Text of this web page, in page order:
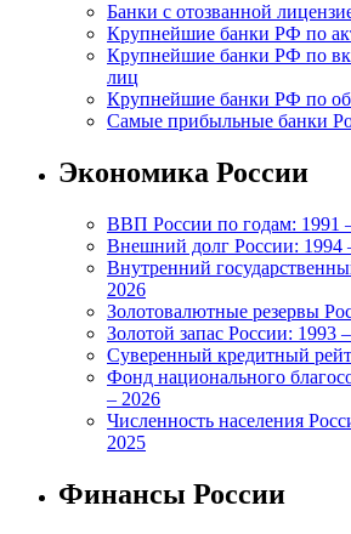
Банки с отозванной
Крупнейшие банки РФ по
Крупнейшие банки РФ по
лиц
Крупнейшие банки РФ по
Самые прибыльные банки
Экономика России
ВВП России по годам: 1991
Внешний долг России: 1994
Внутренний
2026
Золотовалютные резервы
Золотой запас России: 1993
Суверенный кредитный
Фонд национального
– 2026
Численность населения
2025
Финансы России